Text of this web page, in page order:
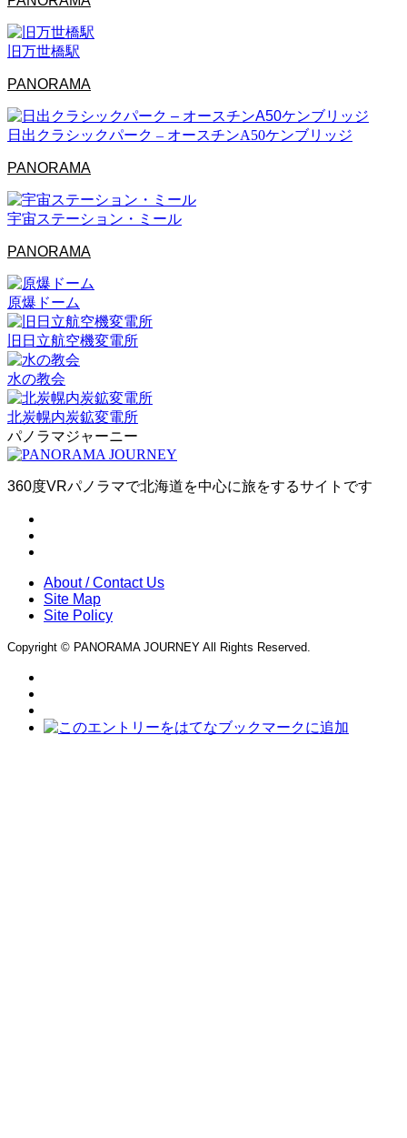
旧万世橋駅
PANORAMA
日出クラシックパーク – オースチンA50ケンブリッジ
PANORAMA
宇宙ステーション・ミール
PANORAMA
原爆ドーム
旧日立航空機変電所
水の教会
北炭幌内炭鉱変電所
パノラマジャーニー
360度VRパノラマで北海道を中心に旅をするサイトです
About / Contact Us
Site Map
Site Policy
Copyright © PANORAMA JOURNEY All Rights Reserved.